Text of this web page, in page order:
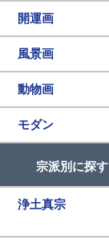
開運画
風景画
動物画
モダン
宗派別に探す
浄土真宗